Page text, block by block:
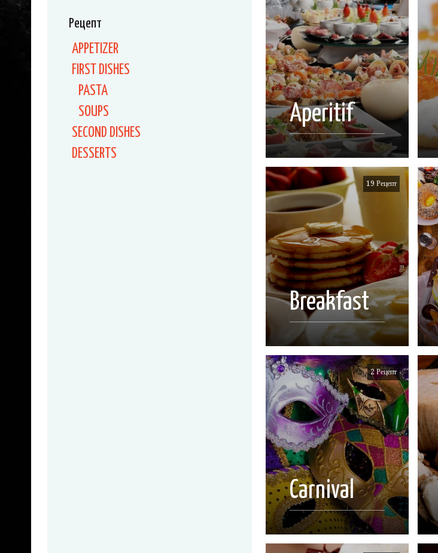
Рецепт
APPETIZER
FIRST DISHES
PASTA
SOUPS
SECOND DISHES
DESSERTS
Aperitif
19 Рецепт
Breakfast
2 Рецепт
Carnival